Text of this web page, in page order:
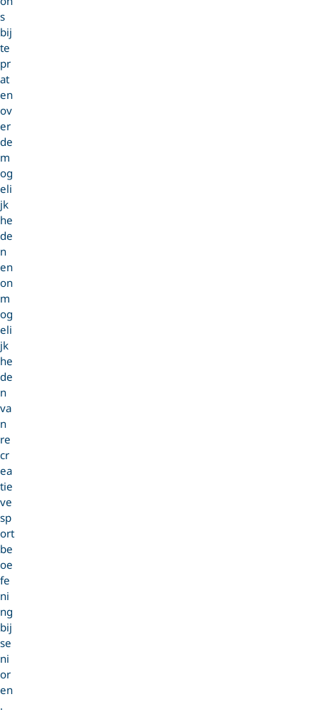
s
bij
te
pr
at
en
ov
er
de
m
og
eli
jk
he
de
n
en
on
m
og
eli
jk
he
de
n
va
n
re
cr
ea
tie
ve
sp
ort
be
oe
fe
ni
ng
bij
se
ni
or
en
.